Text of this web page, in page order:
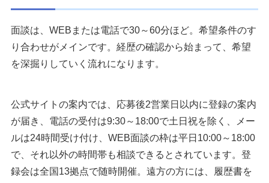
面談は、WEBまたは電話で30～60分ほど。希望条件のす
り合わせがメインです。経歴の確認から始まって、希望
を深掘りしていく流れになります。
公式サイトの案内では、応募後2営業日以内に登録の案内
が届き、電話の受付は9:30～18:00で土日祝を除く、メー
ルは24時間受け付け、WEB面談の枠は平日10:00～18:00
で、それ以外の時間帯も相談できるとされています。登
録会は全国13拠点で随時開催。遠方の方には、履歴書を